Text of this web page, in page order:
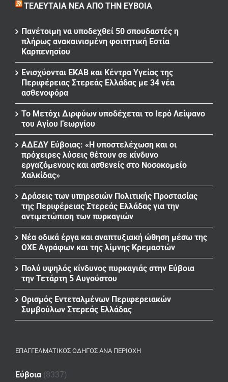
ΤΕΛΕΥΤΑΊΑ ΝΈΑ ΑΠΌ ΤΗΝ ΕΎΒΟΙΑ
Πανέτοιμη να υποδεχθεί 50 σπουδαστές η
πλήρως ανακαινισμένη φοιτητική Εστία
Καρπενησίου
Ενισχύονται ΕΚΑΒ και Κέντρα Υγείας της
Περιφέρειας Στερεάς Ελλάδας με 34 νέα
ασθενοφόρα
Το Μετόχι Διρφύων υποδέχεται το Ιερό Λείψανο
του Αγίου Γεωργίου
ΑΔΕΔΥ Εύβοιας: «Η υποστελέχωση και οι
πρόχειρες λύσεις θέτουν σε κίνδυνο
εργαζόμενους και ασθενείς στο Νοσοκομείο
Χαλκίδας»
Δράσεις των υπηρεσιών Πολιτικής Προστασίας
της Περιφέρειας Στερεάς Ελλάδας για την
αντιμετώπιση των πυρκαγιών
Νέα οδικά έργα και αναπτυξιακή ώθηση μέσω της
ΟΧΕ Αγράφων και της λίμνης Κρεμαστών
Πολύ υψηλός κίνδυνος πυρκαγιάς στην Εύβοια
την Τετάρτη 5 Αυγούστου
Ορισμός Εντεταλμένων Περιφερειακών
Συμβούλων Στερεάς Ελλάδας
ΕΠΑΓΓΕΛΜΑΤΙΚΌΣ ΟΔΗΓΌΣ ΑΝΆ ΠΕΡΙΟΧΉ
Εύβοια (8337)